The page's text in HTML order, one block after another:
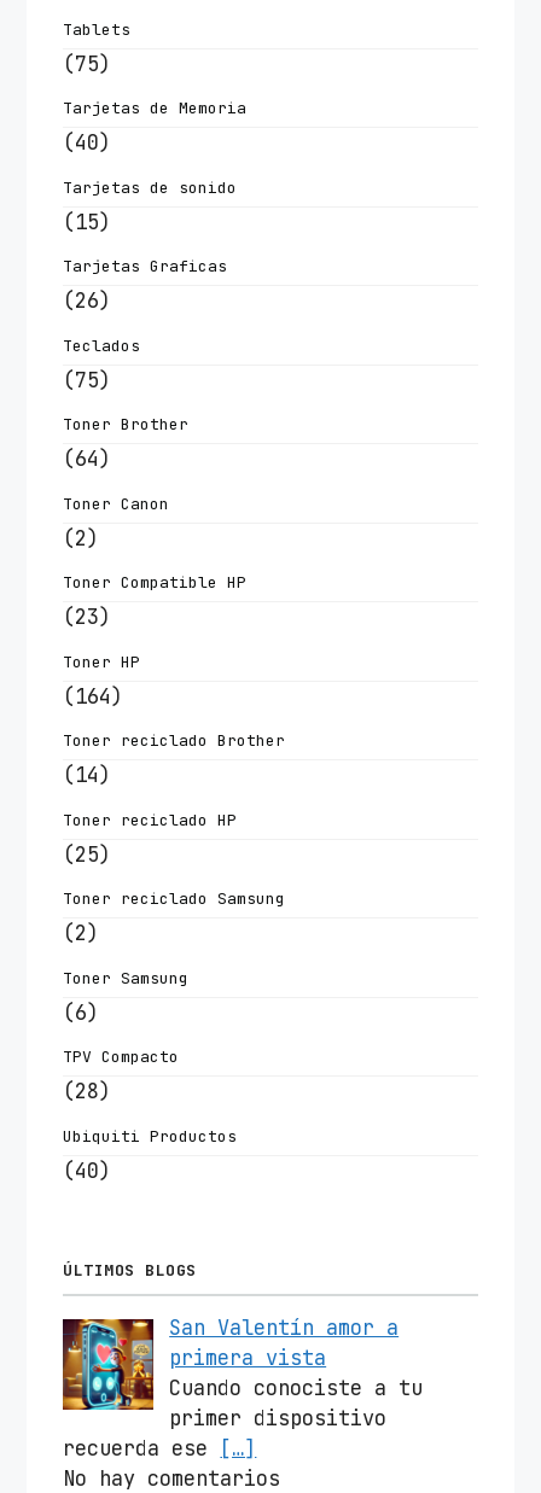
Tablets
(75)
Tarjetas de Memoria
(40)
Tarjetas de sonido
(15)
Tarjetas Graficas
(26)
Teclados
(75)
Toner Brother
(64)
Toner Canon
(2)
Toner Compatible HP
(23)
Toner HP
(164)
Toner reciclado Brother
(14)
Toner reciclado HP
(25)
Toner reciclado Samsung
(2)
Toner Samsung
(6)
TPV Compacto
(28)
Ubiquiti Productos
(40)
ÚLTIMOS BLOGS
San Valentín amor a
primera vista
Cuando conociste a tu
primer dispositivo
recuerda ese
[…]
No hay comentarios